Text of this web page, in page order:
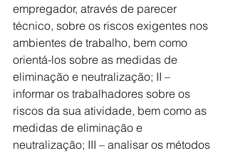
empregador, através de parecer
técnico, sobre os riscos exigentes nos
ambientes de trabalho, bem como
orientá-los sobre as medidas de
eliminação e neutralização; II –
informar os trabalhadores sobre os
riscos da sua atividade, bem como as
medidas de eliminação e
neutralização; III – analisar os métodos